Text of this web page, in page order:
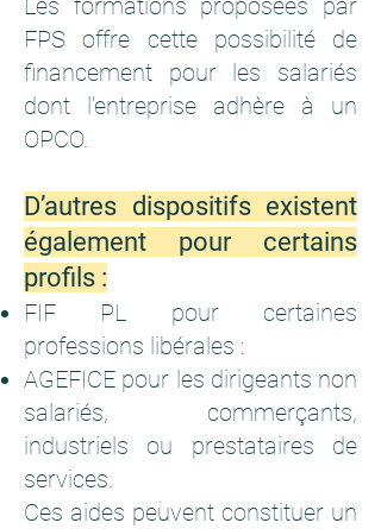
FPS offre cette possibilité de
financement pour les salariés
dont l’entreprise adhère à un
OPCO.
D’autres dispositifs existent
également pour certains
profils :
FIF PL pour certaines
professions libérales :
AGEFICE pour les dirigeants non
salariés, commerçants,
industriels ou prestataires de
services.
Ces aides peuvent constituer un